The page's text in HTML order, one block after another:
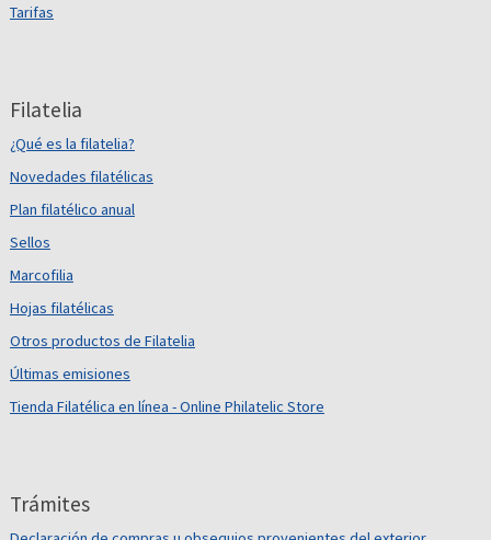
Tarifas
Filatelia
¿Qué es la filatelia?
Novedades filatélicas
Plan filatélico anual
Sellos
Marcofilia
Hojas filatélicas
Otros productos de Filatelia
Últimas emisiones
Tienda Filatélica en línea - Online Philatelic Store
Trámites